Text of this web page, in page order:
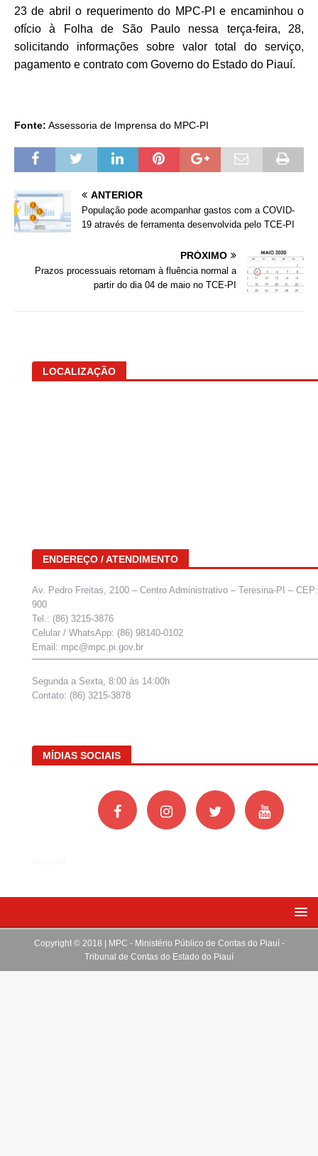
23 de abril o requerimento do MPC-PI e encaminhou o
ofício à Folha de São Paulo nessa terça-feira, 28,
solicitando informações sobre valor total do serviço,
pagamento e contrato com Governo do Estado do Piauí.
Fonte: Assessoria de Imprensa do MPC-PI
ANTERIOR
População pode acompanhar gastos com a COVID-
19 através de ferramenta desenvolvida pelo TCE-PI
PRÓXIMO
Prazos processuais retornam à fluência normal a
partir do dia 04 de maio no TCE-PI
LOCALIZAÇÃO
ENDEREÇO / ATENDIMENTO
Av. Pedro Freitas, 2100 – Centro Administrativo – Teresina-PI –
900
Tel.: (86) 3215-3876
Celular / WhatsApp: (86) 98140-0102
Email: mpc@mpc.pi.gov.br
Segunda a Sexta, 8:00 às 14:00h
Contato: (86) 3215-3878
MÍDIAS SOCIAIS
Copyright © 2018 | MPC - Ministério Público de Contas do Piauí -
Tribunal de Contas do Estado do Piauí